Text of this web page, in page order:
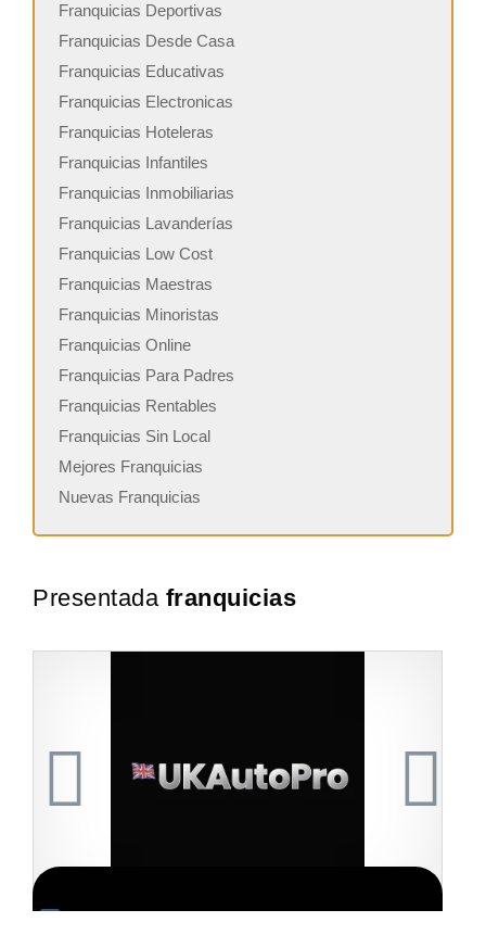
Franquicias Deportivas
Franquicias Desde Casa
Franquicias Educativas
Franquicias Electronicas
Franquicias Hoteleras
Franquicias Infantiles
Franquicias Inmobiliarias
Franquicias Lavanderías
Franquicias Low Cost
Franquicias Maestras
Franquicias Minoristas
Franquicias Online
Franquicias Para Padres
Franquicias Rentables
Franquicias Sin Local
Mejores Franquicias
Nuevas Franquicias
Presentada franquicias